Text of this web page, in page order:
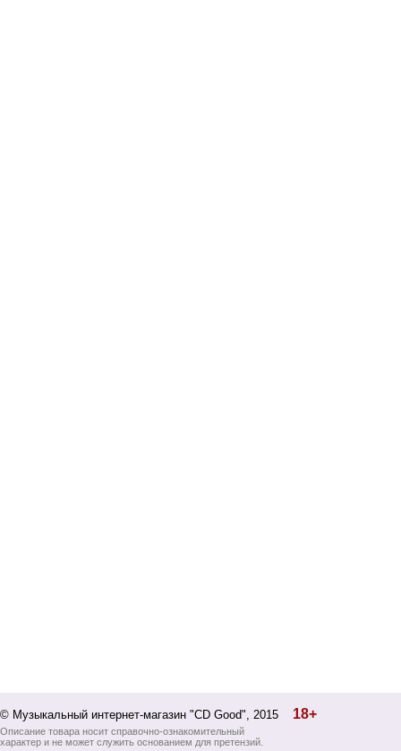
© Музыкальный интернет-магазин "CD Good", 2015 18+
Описание товара носит справочно-ознакомительный
характер и не может служить основанием для претензий.